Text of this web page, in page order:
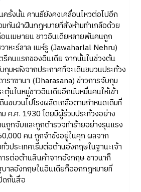
รั้งนั้น คานธียังคงเคลื่อนไหวต่อไปอีก
มกันฝ่าฝืนกฎหมายที่สั่งห้ามทำเกลือด้วย
นเมษายน ชาวอินเดียหลายพันคนถูก
าหะร์ลาล เนห์รู (Jawaharlal Nehru)
คนแรกของอินเดีย จากนั้นในช่วงต้น
มหลังจากประกาศที่จะเดินขบวนประท้วง
าราซานา (Dharasana) ข่าวการจับกุม
ตุ้นในหมู่ชาวอินเดียอีกนับหมื่นคนให้เข้า
นขบวนไปโรงผลิตเกลือตามกำหนดเดิมที่
ค.ศ. 1930 โดยมีผู้ร่วมประท้วงอย่าง
ถูกจับและถูกตำรวจทำร้ายอย่างรุนแรง
คน ถูกจำขังอยู่ในคุก ผลจาก
วประเทศเริ่มต่อต้านอังกฤษในฐานะเจ้า
รต่อต้านสินค้าจากอังกฤษ ชาวนาก็
าลอังกฤษในอินเดียก็ออกกฎหมายที่
ดกั้นสื่อ